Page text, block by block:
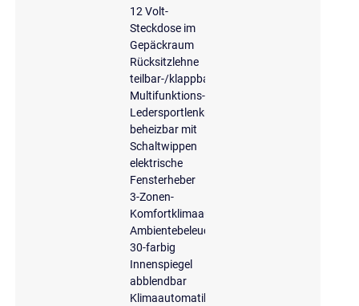
12 Volt-
Steckdose im
Gepäckraum
Rücksitzlehne
teilbar-/klappbar
Multifunktions-
Ledersportlenkrad,
beheizbar mit
Schaltwippen
elektrische
Fensterheber
3-Zonen-
Komfortklimaautomatik
Ambientebeleuchtung
30-farbig
Innenspiegel
abblendbar
Klimaautomatik